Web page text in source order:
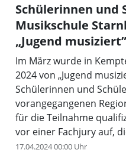
Schülerinnen und
Musikschule
„Jugend musiziert”
Im März wurde in
2024 von „Jugend
Schülerinnen und
vorangegangenen
für die Teilnahme
vor einer Fachjury auf,
Qualität der
17.04.2024 00:00 Uhr